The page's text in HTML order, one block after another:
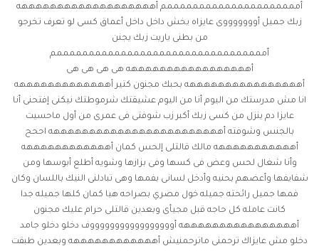
أمممممممممممممممممممممم أهههههههههههههههههههه
زبك جميل أوووووووى عايزاه يخش داخل داخل أعماق كسى لو تعرف تخرجو
من بطنى ياريت زبك يجنن
أمممممممممممممممممممممممممممممممممم
أهههههههههههههههههه هى هى هى هى
أههههههههههههههههه بحبك مجنون كتير أهههههههههههههه
انا مش مدرستك من اليوم أنا من اليوم عشيقتك شرموطتك نيكنى إفتحنى أنا
عايزا دم ينزل من كسى زبك أكبر زب شوفتى فى عمرى من أول ماحسيت
بالجنس وشوفته أههههههههههههههههههههههههه اححح
أهههههههههههه مالك قالتلى إلحس كمان أههههههههههههه
وأنا شغال لحس وعض فى كسها وفى بزازها وشويه أطلع أبوسها ومن
شفايفها وأعضهم بحنيه وأدخل لسانى بفمها وهى تبادلنى النيك باللسان وكان
فمها جميل رائحته جميله خول مصري بصراحه هيا كمان كلها جميله جدا
كانت عامله كل حاجه قبل مجيأى وبعدين قالتلى حرام عليك مجنون
أههههههههههههههههه أوووووووووووووووووف دخلو دخلو جامد
دخلو مش عايزاك ترحمنى ماترحمنيش أههههههههههههه وبعدين طبقت